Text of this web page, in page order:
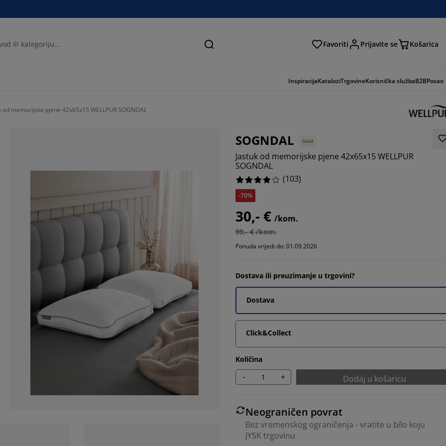
Pretraga Favoriti Prijavite se Košarica
InspiracijaKataloziTrgovineKorisnička službaB2BPosao
od memorijske pjene 42x65x15 WELLPUR SOGNDAL
SOGNDAL Gold
Jastuk od memorijske pjene 42x65x15 WELLPUR
SOGNDAL
(103)
-70%
30,- € /kom.
99,- € /kom.
Ponuda vrijedi do: 01.09.2026
Dostava ili preuzimanje u trgovini?
Dostava
Click&Collect
Količina
- + Dodaj u košaricu
Neograničen povrat
Bez vremenskog ograničenja - vratite u bilo koju
JYSK trgovinu
6.796116504854369%
4.854368932038835%
19.41747572815534%